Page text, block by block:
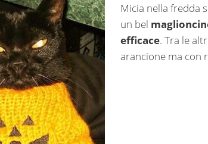
Micia nella fredda
un bel
efficace. Tra le
arancione ma con